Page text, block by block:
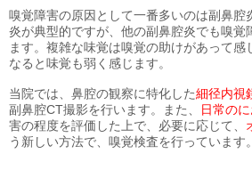
嗅覚障害の原因として一番多いのは副鼻腔
炎が典型的ですが、他の副鼻腔炎でも嗅覚
ます。複雑な味覚は嗅覚の助けがあって感
なると味覚も弱く感じます。
当院では、鼻腔の観察に特化した細径内視
副鼻腔CT撮影を行います。また、
日常の
害の程度を評価した上で、必要に応じて、
う新しい方法で、嗅覚検査を行っています。